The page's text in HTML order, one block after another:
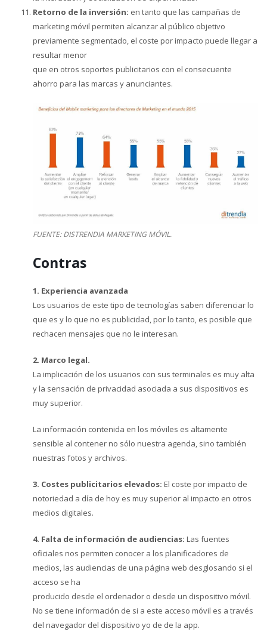
Retorno de la inversión: en tanto que las campañas de
marketing móvil permiten alcanzar al público objetivo
previamente segmentado, el coste por impacto puede llegar a
resultar menor
que en otros soportes publicitarios con el consecuente
ahorro para las marcas y anunciantes.
FUENTE: DISTRENDIA MARKETING MÓVIL.
Contras
1. Experiencia avanzada
Los usuarios de este tipo de tecnologías saben diferenciar lo
que es y lo que no es publicidad, por lo tanto, es posible que
rechacen mensajes que no le interesan.
2. Marco legal.
La implicación de los usuarios con sus terminales es muy alta
y la sensación de privacidad asociada a sus dispositivos es
muy superior.
La información contenida en los móviles es altamente
sensible al contener no sólo nuestra agenda, sino también
nuestras fotos y archivos.
3. Costes publicitarios elevados: El coste por impacto de
notoriedad a día de hoy es muy superior al impacto en otros
medios digitales.
4. Falta de información de audiencias: Las fuentes
oficiales nos permiten conocer a los planificadores de
medios, las audiencias de una página web desglosando si el
acceso se ha
producido desde el ordenador o desde un dispositivo móvil.
No se tiene información de si a este acceso móvil es a través
del navegador del dispositivo yo de de la app.